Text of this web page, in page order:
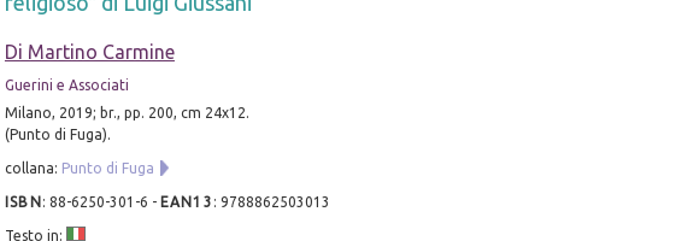
Di Martino Carmine
Guerini e Associati
Milano, 2019; br., pp. 200, cm 24x12.
(Punto di Fuga).
collana: Punto di Fuga
ISBN : 88-6250-301-6 - EAN13 : 9788862503013
Testo in: